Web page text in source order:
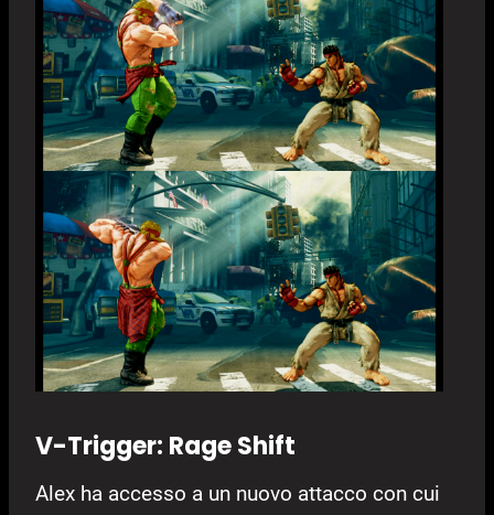
V-Trigger: Rage Shift
Alex ha accesso a un nuovo attacco con cui